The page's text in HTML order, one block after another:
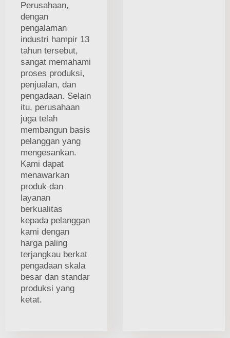
Perusahaan,
dengan
pengalaman
industri hampir 13
tahun tersebut,
sangat memahami
proses produksi,
penjualan, dan
pengadaan. Selain
itu, perusahaan
juga telah
membangun basis
pelanggan yang
mengesankan.
Kami dapat
menawarkan
produk dan
layanan
berkualitas
kepada pelanggan
kami dengan
harga paling
terjangkau berkat
pengadaan skala
besar dan standar
produksi yang
ketat.